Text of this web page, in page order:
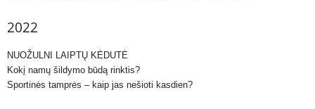
2022
NUOŽULNI LAIPTŲ KĖDUTĖ
Kokį namų šildymo būdą rinktis?
Sportinės tamprės – kaip jas nešioti kasdien?